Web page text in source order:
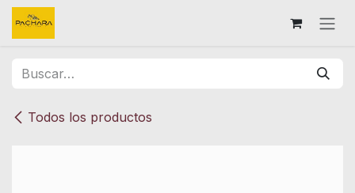
Ir al contenido
Todos los productos